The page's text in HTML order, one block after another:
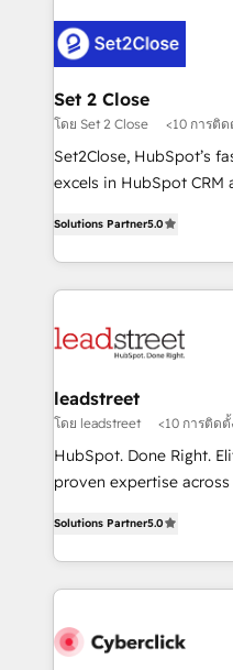
respuestas para
el primer caso de uso
días.
combine HubSpot,
go-to-market systems
and technology for
growth. Our expertise
architecture, AI
delivered through our
Partner and ISO
we blend strategy,
Set 2 Close
โดย Set 2 Close <10 การติด
Set2Close, HubSpot’s
excels in HubSpot CRM
As a top HubSpot Elite
custom HubSpot CRM
implement, and
marketing, and service
management, and
projects completed, our
HubSpot CRM drives
RevOps services align
optimize the revenue
retention—by refining
maximize profitability
Solutions Partner5.0
leadstreet
โดย leadstreet <10 การติดตั้
HubSpot. Done Right.
proven expertise
experience, we help
to its fullest capacity,
website, or build your
Solutions Partner5.0